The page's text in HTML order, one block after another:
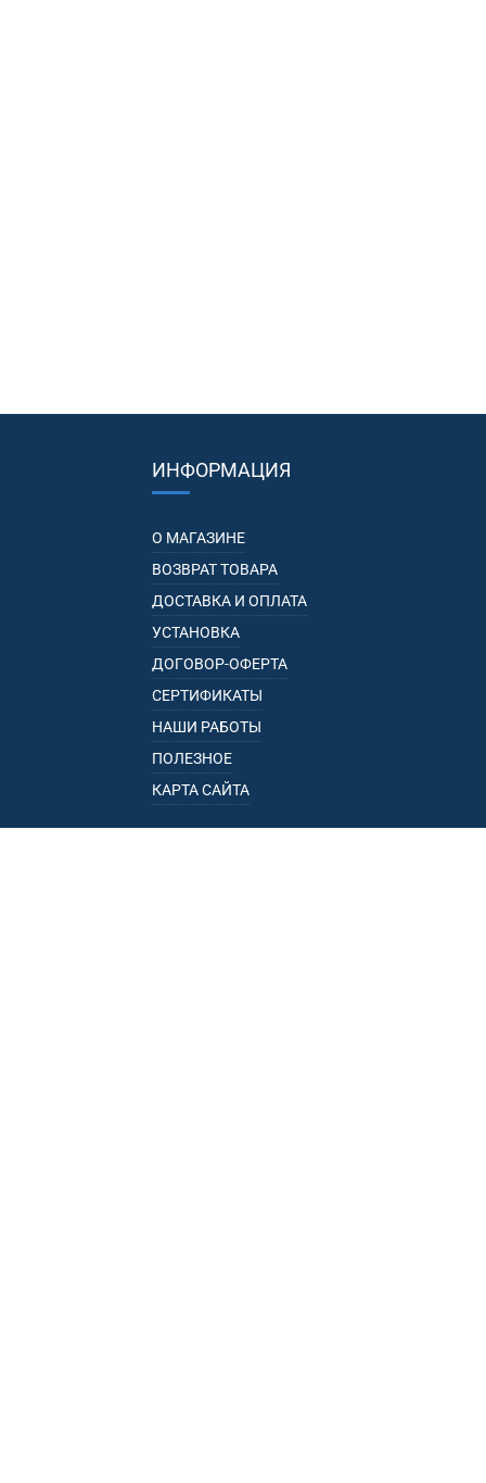
ИНФОРМАЦИЯ
О МАГАЗИНЕ
ВОЗВРАТ ТОВАРА
ДОСТАВКА И ОПЛАТА
УСТАНОВКА
ДОГОВОР-ОФЕРТА
СЕРТИФИКАТЫ
НАШИ РАБОТЫ
ПОЛЕЗНОЕ
КАРТА САЙТА